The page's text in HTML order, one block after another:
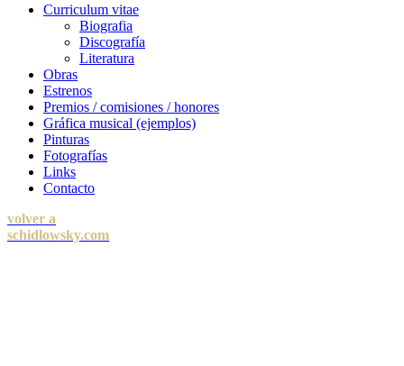
Curriculum vitae
Biografia
Discografía
Literatura
Obras
Estrenos
Premios / comisiones / honores
Gráfica musical (ejemplos)
Pinturas
Fotografías
Links
Contacto
volver a
schidlowsky.com